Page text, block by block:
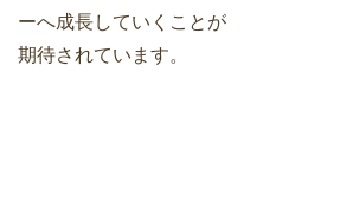
ーへ成長していくことが
期待されています。